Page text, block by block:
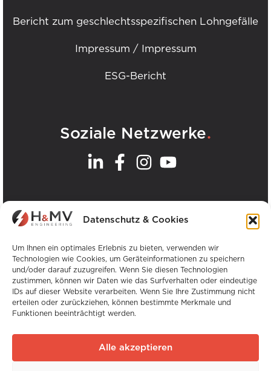
Datenschutz & Cookies
Um Ihnen ein optimales Erlebnis zu bieten, verwenden wir
Technologien wie Cookies, um Geräteinformationen zu speichern
und/oder darauf zuzugreifen. Wenn Sie diesen Technologien
zustimmen, können wir Daten wie das Surfverhalten oder eindeutige
IDs auf dieser Website verarbeiten. Wenn Sie Ihre Zustimmung nicht
erteilen oder zurückziehen, können bestimmte Merkmale und
Funktionen beeinträchtigt werden.
Alle akzeptieren
Bericht zum geschlechtsspezifischen Lohngefälle
Impressum / Impressum
ESG-Bericht
Soziale Netzwerke.
Unsere Büros .
Urheberrecht © H&MV Engineering. Alle Rechte
vorbehalten.
Website von Avalanche